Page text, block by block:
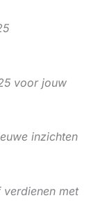
voor jouw
inzichten
met